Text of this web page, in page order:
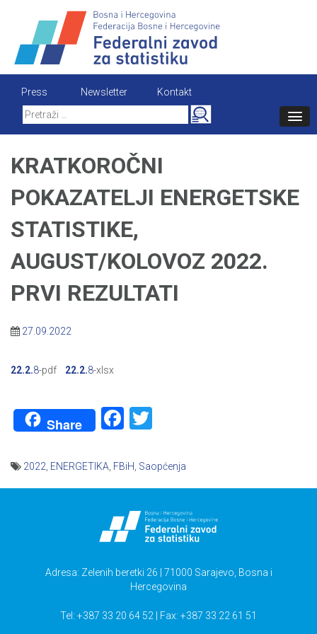
content
Press Newsletter
Kontakt
Search
for:
KRATKOROČNI
POKAZATELJI ENERGETSKE
STATISTIKE,
AUGUST/KOLOVOZ 2022.
PRVI REZULTATI
27.09.2022
22.2.8-pdf 22.2.8-xlsx
Share Facebook
2022 ENERGETIKA FBiH Saopćenja
Adresa: Zelenih beretki 26 | 71000 Sarajevo, Bosna i
Hercegovina
Tel: +387 33 20 64 52 | Fax: +387 33 22 61 51